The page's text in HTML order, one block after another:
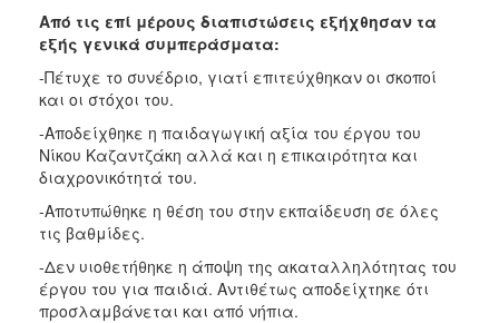
Από τις επί μέρους διαπιστώσεις εξήχθησαν τα
εξής γενικά συμπεράσματα:
-Πέτυχε το συνέδριο, γιατί επιτεύχθηκαν οι σκοποί
και οι στόχοι του.
-Αποδείχθηκε η παιδαγωγική αξία του έργου του
Νίκου Καζαντζάκη αλλά και η επικαιρότητα και
διαχρονικότητά του.
-Αποτυπώθηκε η θέση του στην εκπαίδευση σε όλες
τις βαθμίδες.
-Δεν υιοθετήθηκε η άποψη της ακαταλληλότητας του
έργου του για παιδιά. Αντιθέτως αποδείχτηκε ότι
προσλαμβάνεται και από νήπια.